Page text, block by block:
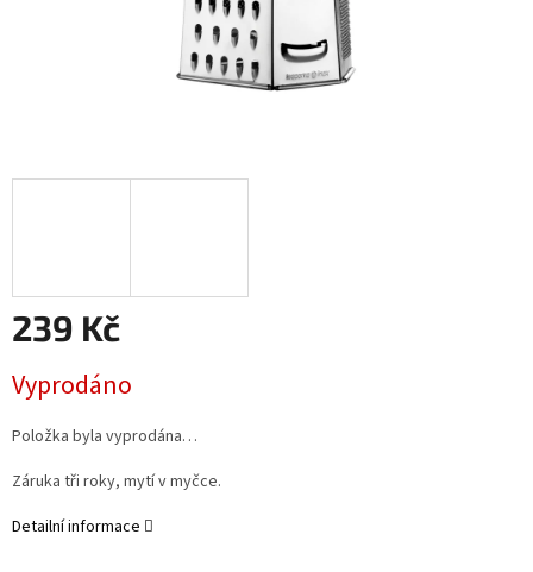
239 Kč
cena:
Vyprodáno
Položka byla vyprodána…
Záruka tři roky, mytí v myčce.
Detailní informace